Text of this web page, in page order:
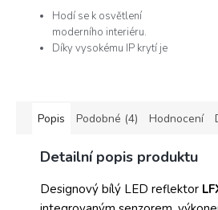
Hodí se k osvětlení
moderního interiéru.
Díky vysokému IP krytí je
balení.
Popis Podobné (4) Hodnocení
Detailní popis produktu
Designový bílý LED reflektor